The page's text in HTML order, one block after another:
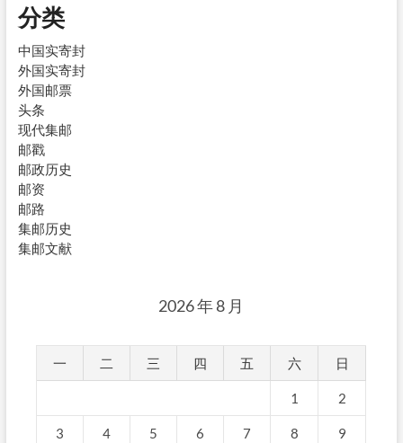
分类
中国实寄封
外国实寄封
外国邮票
头条
现代集邮
邮戳
邮政历史
邮资
邮路
集邮历史
集邮文献
2026 年 8 月
一 二 三 四 五 六 日
1 2
3 4 5 6 7 8 9